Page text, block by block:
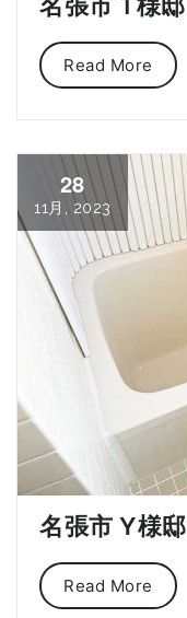
Read More
28
11月, 2023
名張市 Y様邸
Read More